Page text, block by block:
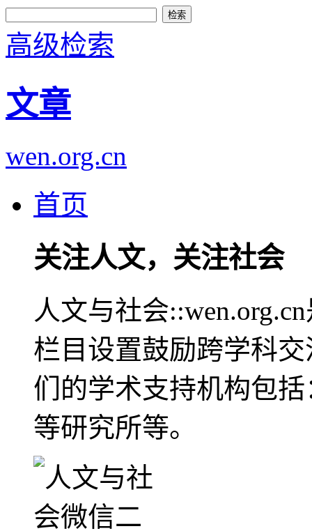
高级检索
文章
wen.org.cn
首页
关注人文，关注社会
人文与社会
栏目设置鼓励跨学科
们的学术支持机构包
等研究所等。